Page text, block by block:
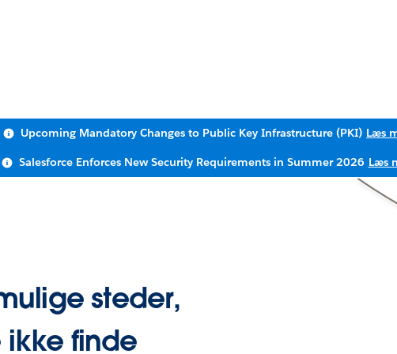
Upcoming Mandatory Changes to Public Key Infrastructure (PKI) Læs
Salesforce Enforces New Security Requirements in Summer 2026 Læs
steder,
ikke finde